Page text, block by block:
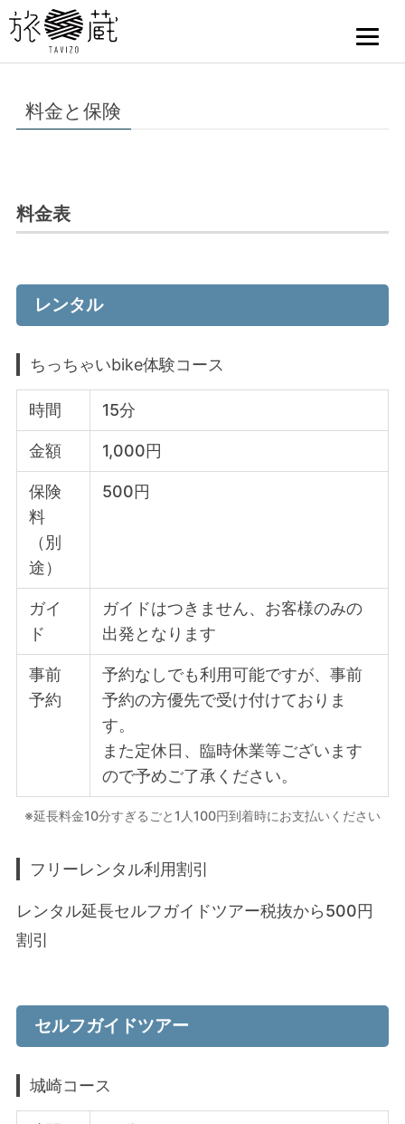
料金と保険
料金表
レンタル
ちっちゃいbike体験コース
時間 15分
金額 1,000円
保険
料
（別
途）
500円
ガイ
ド
ガイドはつきません、お客様のみの
出発となります
事前
予約
予約なしでも利用可能ですが、事前
予約の方優先で受け付けておりま
す。
また定休日、臨時休業等ございます
ので予めご了承ください。
※延長料金10分すぎるごと1人100円到着時にお支払いください
フリーレンタル利用割引
レンタル延長セルフガイドツアー税抜から500円
割引
セルフガイドツアー
城崎コース